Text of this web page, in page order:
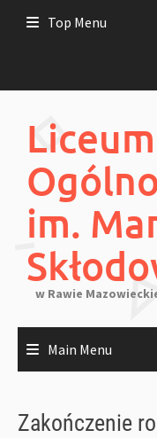
Top Menu
Liceum
im.
w Rawie
Main Menu
Zakończenie